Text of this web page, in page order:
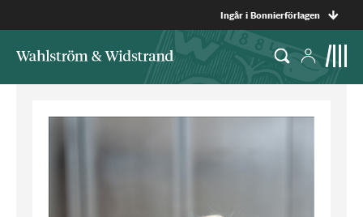
Ingår i Bonnierförlagen